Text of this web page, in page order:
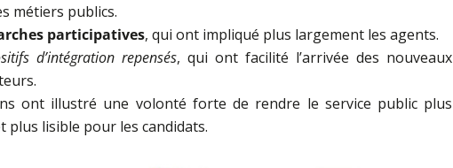
métiers publics.
participatives, qui ont impliqué plus largement les agents.
d’intégration repensés, qui ont facilité l’arrivée des nouveaux
ont illustré une volonté forte de rendre le service public plus
plus lisible pour les candidats.